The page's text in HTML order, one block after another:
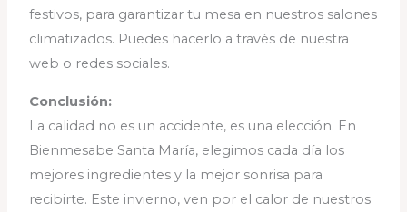
festivos, para garantizar tu mesa en nuestros salones
climatizados. Puedes hacerlo a través de nuestra
web o redes sociales.
Conclusión:
La calidad no es un accidente, es una elección. En
Bienmesabe Santa María, elegimos cada día los
mejores ingredientes y la mejor sonrisa para
recibirte. Este invierno, ven por el calor de nuestros